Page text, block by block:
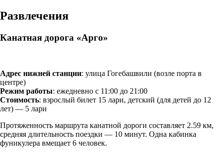
Развлечения
Канатная дорога «Арго»
Адрес нижней станции: улица Гогебашвили (возле порта в
центре)
Режим работы: ежедневно с 11:00 до 21:00
Стоимость: взрослый билет 15 лари, детский (для детей до 12
лет) — 5 лари
Протяженность маршрута канатной дороги составляет 2.59 км,
средняя длительность поездки — 10 минут. Одна кабинка
фуникулера вмещает 6 человек.